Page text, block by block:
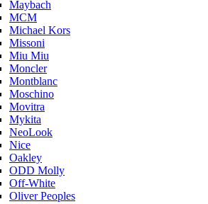
Maybach
MCM
Michael Kors
Missoni
Miu Miu
Moncler
Montblanc
Moschino
Movitra
Mykita
NeoLook
Nice
Oakley
ODD Molly
Off-White
Oliver Peoples